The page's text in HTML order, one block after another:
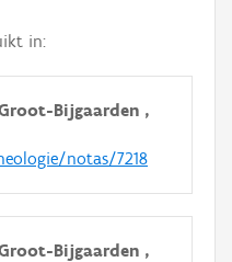
in:
Bijgaarden ,
notas/7218
Bijgaarden ,